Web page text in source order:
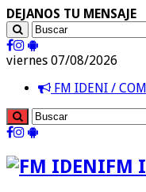
DEJANOS TU MENSAJE
viernes 07/08/2026
FM IDENI /
FM